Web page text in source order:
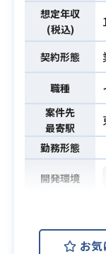
想定年収
(税込)
契約形態
職種
案件先
最寄駅
勤務形態
開発環境
お気